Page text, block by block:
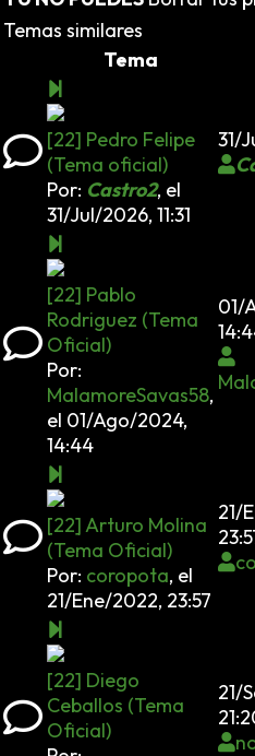
Temas similares
Tema
[22] Pedro Felipe
(Tema oficial)
Por: Castro2, el
31/Jul/2026, 11:31
31/
[22] Pablo
Rodriguez (Tema
Oficial)
Por:
MalamoreSavas58,
el 01/Ago/2024,
14:44
01/
[22] Arturo Molina
(Tema Oficial)
Por: coropota, el
21/Ene/2022, 23:57
21/
[22] Diego
Ceballos (Tema
Oficial)
21/